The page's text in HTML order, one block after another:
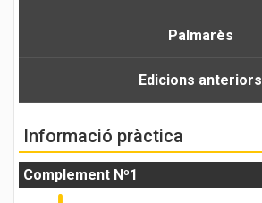
Palmarès
Edicions anteriors
Informació pràctica
Complement Nº1